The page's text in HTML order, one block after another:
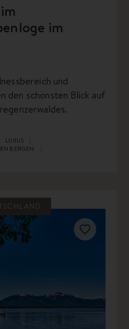
im
und
den schönsten Blick auf
LUXUS
BERGEN